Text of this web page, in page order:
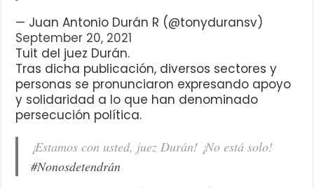
— Juan Antonio Durán R (@tonyduransv)
September 20, 2021
Tuit del juez Durán.
Tras dicha publicación, diversos sectores y
personas se pronunciaron expresando apoyo
y solidaridad a lo que han denominado
persecución política.
¡Estamos con usted, juez Durán! ¡No está solo!
#Nonosdetendrán